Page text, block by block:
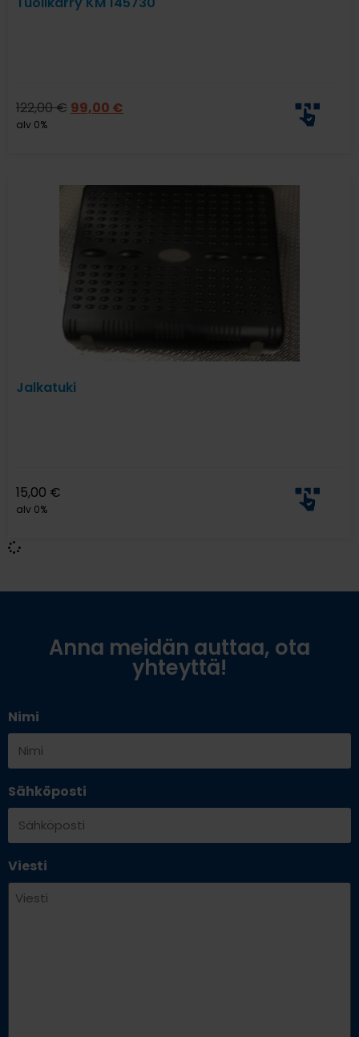
122,00€ 99,00 €
alv 0%
Jalkatuki
15,00 €
alv 0%
Anna meidän auttaa, ota
yhteyttä!
Nimi
Sähköposti
Viesti